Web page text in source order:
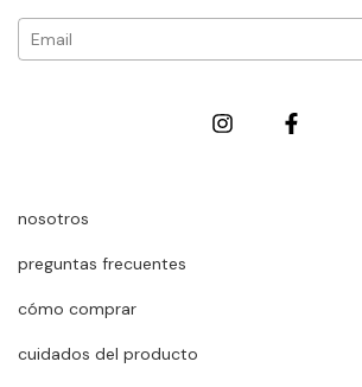
nosotros
preguntas frecuentes
cómo comprar
cuidados del producto